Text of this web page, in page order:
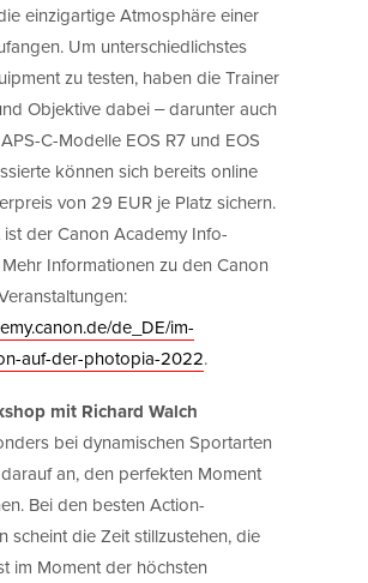
einzigartige Atmosphäre einer
Um unterschiedlichstes
zu testen, haben die Trainer
Objektive dabei ‒ darunter auch
C-Modelle EOS R7 und EOS
können sich bereits online
von 29 EUR je Platz sichern.
der Canon Academy Info-
Informationen zu den Canon
de_DE/im-
auf-der-photopia-2022.
mit Richard Walch
bei dynamischen Sportarten
an, den perfekten Moment
Bei den besten Action-
scheint die Zeit stillzustehen, die
im Moment der höchsten